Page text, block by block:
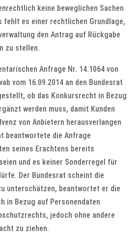
keine beweglichen Sachen
fehlt es einer rechtlichen Grundlage,
den Antrag auf Rückgabe
zu stellen.
Anfrage Nr. 14.1064 von
vom 16.09.2014 an den Bundesrat
ob das Konkursrecht in Bezug
werden muss, damit Kunden
von Anbietern herausverlangen
beantwortete die Anfrage
seines Erachtens bereits
und es keiner Sonderregel für
Der Bundesrat scheint die
unterschätzen, beantwortet er die
in Bezug auf Personendaten
jedoch ohne andere
zu ziehen.